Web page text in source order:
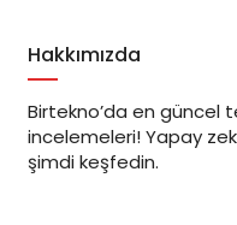
Hakkımızda
Birtekno’da en güncel
incelemeleri! Yapay
şimdi keşfedin.